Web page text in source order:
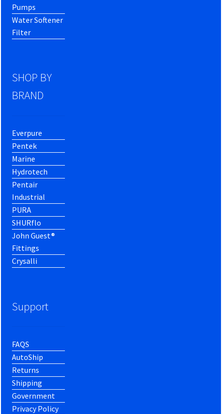
Pumps
Water Softener
Filter
SHOP BY
BRAND
Everpure
Pentek
Marine
Hydrotech
Pentair
Industrial
PURA
SHURflo
John Guest®
Fittings
Crysalli
Support
FAQS
AutoShip
Returns
Shipping
Government
Privacy Policy